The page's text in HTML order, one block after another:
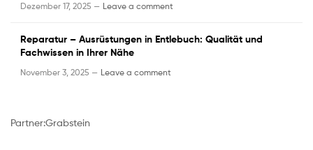
Dezember 17, 2025 — Leave a comment
Reparatur – Ausrüstungen in Entlebuch: Qualität und
Fachwissen in Ihrer Nähe
November 3, 2025 — Leave a comment
Partner:Grabstein